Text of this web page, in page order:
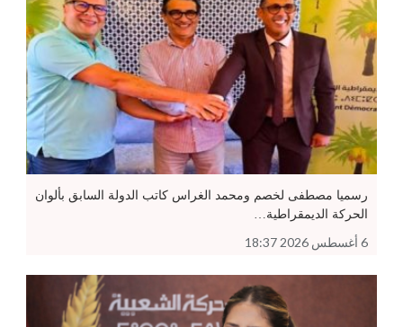
رسميا مصطفى لخصم ومحمد الغراس كاتب الدولة السابق بألوان
الحركة الديمقراطية…
6 أغسطس 2026 18:37